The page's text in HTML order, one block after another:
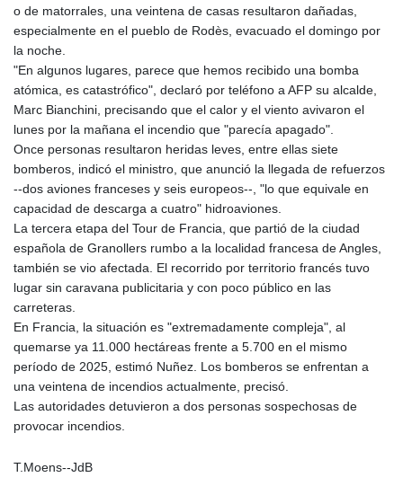
o de matorrales, una veintena de casas resultaron dañadas,
especialmente en el pueblo de Rodès, evacuado el domingo por
la noche.
"En algunos lugares, parece que hemos recibido una bomba
atómica, es catastrófico", declaró por teléfono a AFP su alcalde,
Marc Bianchini, precisando que el calor y el viento avivaron el
lunes por la mañana el incendio que "parecía apagado".
Once personas resultaron heridas leves, entre ellas siete
bomberos, indicó el ministro, que anunció la llegada de refuerzos
--dos aviones franceses y seis europeos--, "lo que equivale en
capacidad de descarga a cuatro" hidroaviones.
La tercera etapa del Tour de Francia, que partió de la ciudad
española de Granollers rumbo a la localidad francesa de Angles,
también se vio afectada. El recorrido por territorio francés tuvo
lugar sin caravana publicitaria y con poco público en las
carreteras.
En Francia, la situación es "extremadamente compleja", al
quemarse ya 11.000 hectáreas frente a 5.700 en el mismo
período de 2025, estimó Nuñez. Los bomberos se enfrentan a
una veintena de incendios actualmente, precisó.
Las autoridades detuvieron a dos personas sospechosas de
provocar incendios.
T.Moens--JdB